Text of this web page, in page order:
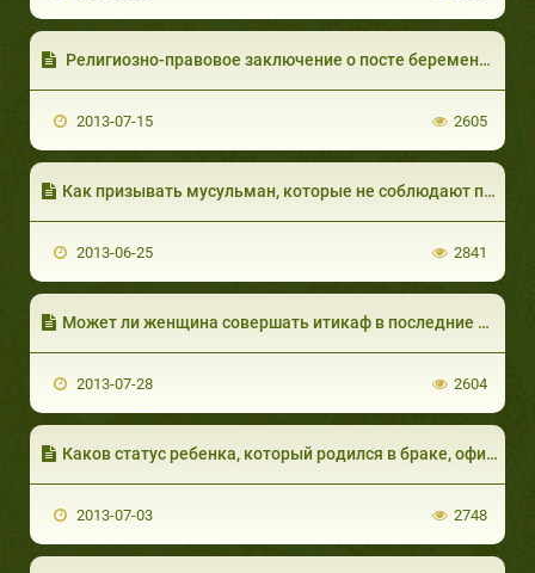
Религиозно-правовое заключение о посте беременной, которой пост наносит вред
2013-07-15 2605
Как призывать мусульман, которые не соблюдают пост в месяц Рамадан?
2013-06-25 2841
Может ли женщина совершать итикаф в последние десять дней Рамадана?
2013-07-28 2604
Каков статус ребенка, который родился в браке, официально не зарегистрированном?
2013-07-03 2748